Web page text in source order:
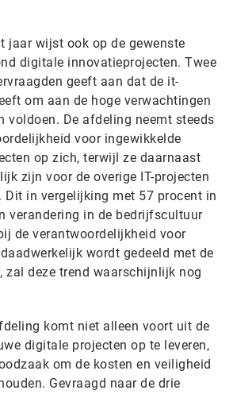
jaar wijst ook op de gewenste
digitale innovatieprojecten. Twee
geeft aan dat de it-
om aan de hoge verwachtingen
voldoen. De afdeling neemt steeds
voor ingewikkelde
op zich, terwijl ze daarnaast
zijn voor de overige IT-projecten
Dit in vergelijking met 57 procent in
verandering in de bedrijfscultuur
de verantwoordelijkheid voor
wordt gedeeld met de
zal deze trend waarschijnlijk nog
komt niet alleen voort uit de
digitale projecten op te leveren,
om de kosten en veiligheid
Gevraagd naar de drie